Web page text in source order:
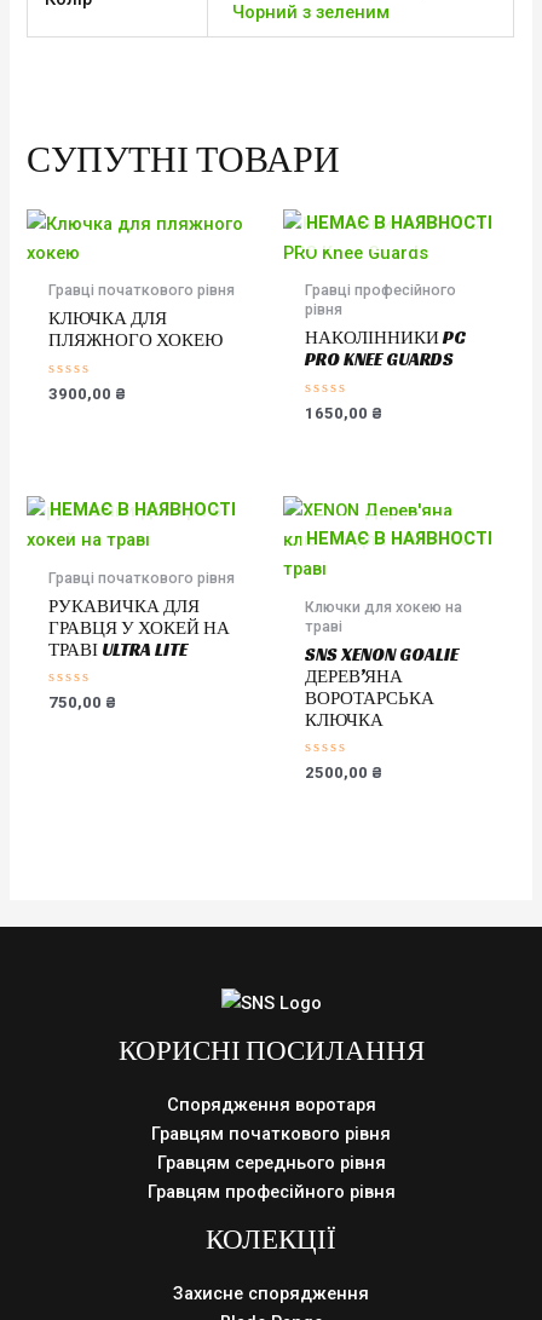
Чорний з зеленим
СУПУТНІ ТОВАРИ
Гравці початкового рівня
КЛЮЧКА ДЛЯ
ПЛЯЖНОГО ХОКЕЮ
Оцінено
в
3900,00 ₴
НЕМАЄ В НАЯВНОСТІ
Гравці професійного
рівня
НАКОЛІННИКИ PC
PRO KNEE GUARDS
Оцінено
в
1650,00 ₴
НЕМАЄ В НАЯВНОСТІ
Гравці початкового рівня
РУКАВИЧКА ДЛЯ
ГРАВЦЯ У ХОКЕЙ НА
ТРАВІ ULTRA LITE
Оцінено
750,00 ₴
НЕМАЄ В НАЯВНОСТІ
Ключки для хокею на
траві
SNS XENON GOALIE
ДЕРЕВ’ЯНА
ВОРОТАРСЬКА
КЛЮЧКА
Оцінено
2500,00 ₴
КОРИСНІ ПОСИЛАННЯ
Спорядження воротаря
Гравцям початкового рівня
Гравцям середнього рівня
Гравцям професійного рівня
КОЛЕКЦІЇ
Захисне спорядження